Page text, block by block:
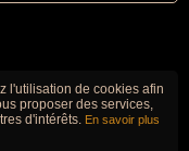
l'utilisation de cookies afin
proposer des services,
d'intérêts. En savoir plus